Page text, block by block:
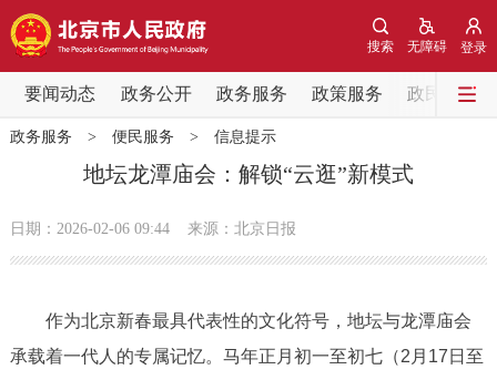
登录
无障碍
搜索
要闻动态 政务公开 政务服务 政策服务 政民互动
要闻动态
党中央精神 国务院信息
政务公开
政务服务 > 便民服务 > 信息提示
地坛龙潭庙会：解锁“云逛”新模式
日期：2026-02-06 09:44 来源：北京日报
作为北京新春最具代表性的文化符号，地坛与龙潭庙会
承载着一代人的专属记忆。马年正月初一至初七（2月17日至